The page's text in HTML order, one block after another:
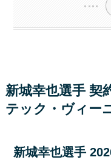
新城幸也選手 契
テック・ヴィー
新城幸也選手